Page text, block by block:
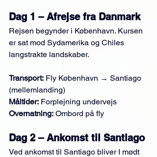
Dag 1 – Afrejse fra Danmark
Rejsen begynder i København. Kursen
er sat mod Sydamerika og Chiles
langstrakte landskaber.
Transport: Fly København → Santiago
(mellemlanding)
Måltider: Forplejning undervejs
Overnatning: Ombord på fly
Dag 2 – Ankomst til Santiago
Ved ankomst til Santiago bliver I mødt